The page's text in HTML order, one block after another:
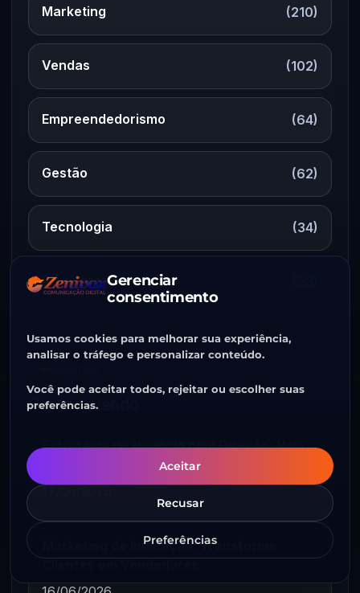
Gerenciar
consentimento
Usamos cookies para melhorar sua experiência,
analisar o tráfego e personalizar conteúdo.
Você pode aceitar todos, rejeitar ou escolher suas
preferências.
Aceitar
Recusar
Preferências
Marketing (210)
Vendas (102)
Empreendedorismo (64)
Gestão (62)
Tecnologia (34)
Processos
Continue lendo
Estratégia de Negócio com Direção: Veja
Marketing de Indicação: Transforme